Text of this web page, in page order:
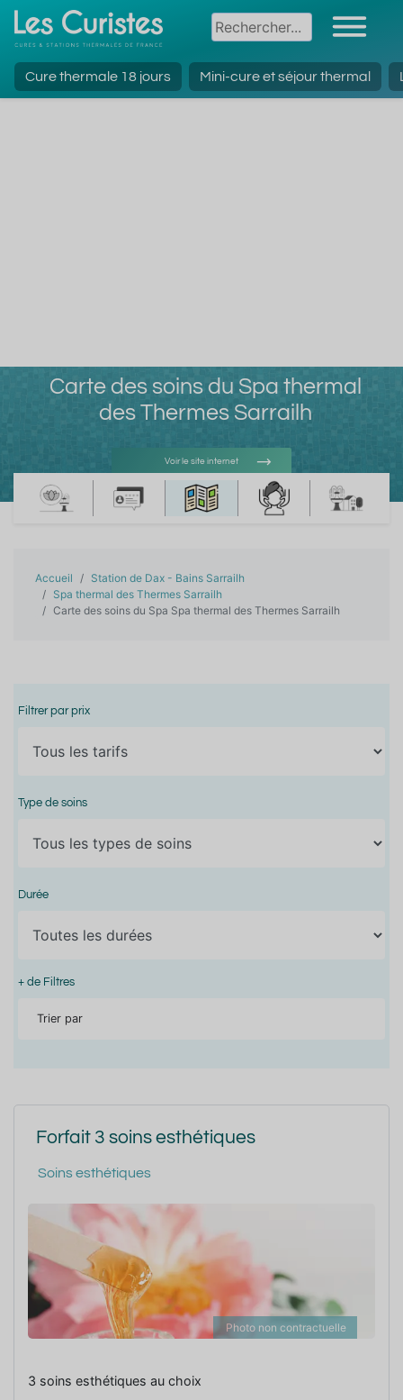
Cure thermale 18 jours Mini-cure et séjour thermal
Carte des soins du Spa thermal
des Thermes Sarrailh
Voir le site internet
Voir l'adresse e-mail
Accueil
Station de Dax - Bains Sarrailh
Spa thermal des Thermes Sarrailh
Carte des soins du Spa Spa thermal des Thermes Sarrailh
Filtrer par prix
Type de soins
Durée
+ de Filtres
Trier par
Forfait 3 soins esthétiques
Soins esthétiques
Photo non contractuelle
3 soins esthétiques au choix